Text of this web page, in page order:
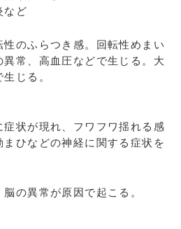
など
のふらつき感。回転性めまい
常、高血圧などで生じる。大
じる。
症状が現れ、フワフワ揺れる感
まひなどの神経に関する症状を
の異常が原因で起こる。